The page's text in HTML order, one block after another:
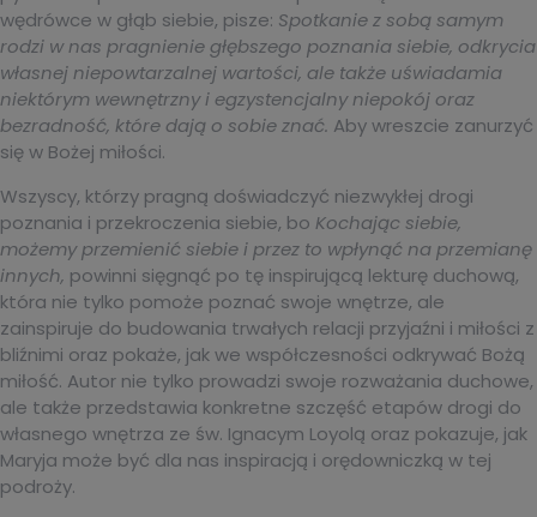
wędrówce w głąb siebie, pisze: Spotkanie z sobą samym
rodzi w nas pragnienie głębszego poznania siebie, odkrycia
własnej niepowtarzalnej wartości, ale także uświadamia
niektórym wewnętrzny i egzystencjalny niepokój oraz
bezradność, które dają o sobie znać. Aby wreszcie zanurzyć
się w Bożej miłości.
Wszyscy, którzy pragną doświadczyć niezwykłej drogi
poznania i przekroczenia siebie, bo Kochając siebie,
możemy przemienić siebie i przez to wpłynąć na przemianę
innych, powinni sięgnąć po tę inspirującą lekturę duchową,
która nie tylko pomoże poznać swoje wnętrze, ale
zainspiruje do budowania trwałych relacji przyjaźni i miłości z
bliźnimi oraz pokaże, jak we współczesności odkrywać Bożą
miłość. Autor nie tylko prowadzi swoje rozważania duchowe,
ale także przedstawia konkretne szczęść etapów drogi do
własnego wnętrza ze św. Ignacym Loyolą oraz pokazuje, jak
Maryja może być dla nas inspiracją i orędowniczką w tej
podroży.